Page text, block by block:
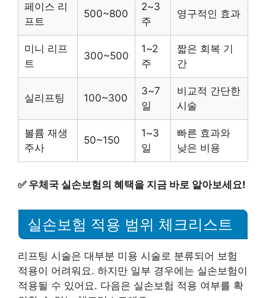
페이스 리
프트
500~800
2~3
주
영구적인 효과
미니 리프
트
300~500
1~2
주
짧은 회복 기
간
실리프팅 100~300
3~7
일
비교적 간단한
시술
볼륨 재생
주사
50~150
1~3
일
빠른 효과와
낮은 비용
✅ 우체국 실손보험의 혜택을 지금 바로 알아보세요!
실손보험 적용 범위 체크리스트
리프팅 시술은 대부분 미용 시술로 분류되어 보험
적용이 어려워요. 하지만 일부 경우에는 실손보험이
적용될 수 있어요. 다음은 실손보험 적용 여부를 확